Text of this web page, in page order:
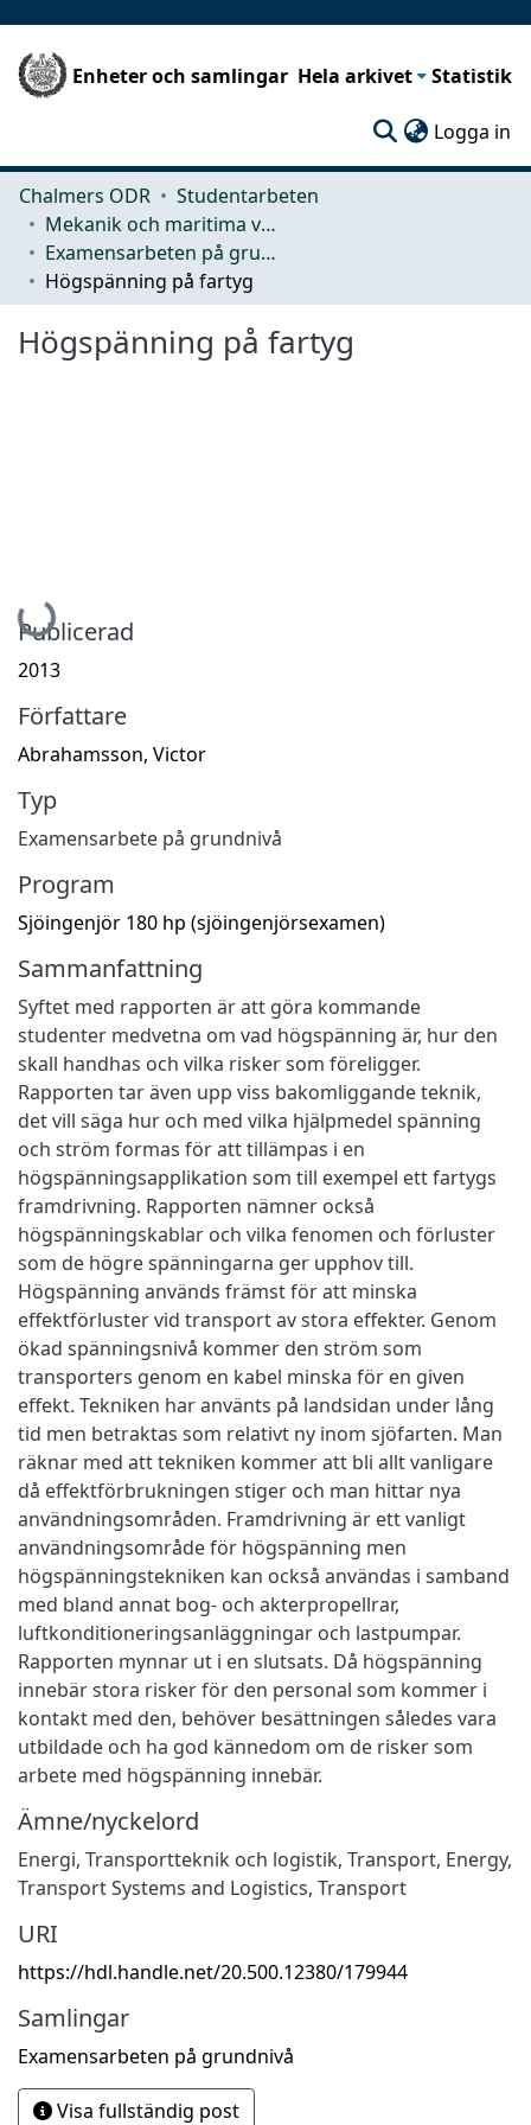
Enheter och samlingar Hela arkivet Statistik
Logga in
Chalmers ODR
Studentarbeten
Mekanik och maritima vetenskaper (M2)
Examensarbeten på grundnivå
Högspänning på fartyg
Högspänning på fartyg
Hämtar...
Publicerad
2013
Författare
Abrahamsson, Victor
Typ
Examensarbete på grundnivå
Program
Sjöingenjör 180 hp (sjöingenjörsexamen)
Sammanfattning
Syftet med rapporten är att göra kommande
studenter medvetna om vad högspänning är, hur den
skall handhas och vilka risker som föreligger.
Rapporten tar även upp viss bakomliggande teknik,
det vill säga hur och med vilka hjälpmedel spänning
och ström formas för att tillämpas i en
högspänningsapplikation som till exempel ett fartygs
framdrivning. Rapporten nämner också
högspänningskablar och vilka fenomen och förluster
som de högre spänningarna ger upphov till.
Högspänning används främst för att minska
effektförluster vid transport av stora effekter. Genom
ökad spänningsnivå kommer den ström som
transporters genom en kabel minska för en given
effekt. Tekniken har använts på landsidan under lång
tid men betraktas som relativt ny inom sjöfarten. Man
räknar med att tekniken kommer att bli allt vanligare
då effektförbrukningen stiger och man hittar nya
användningsområden. Framdrivning är ett vanligt
användningsområde för högspänning men
högspänningstekniken kan också användas i samband
med bland annat bog- och akterpropellrar,
luftkonditioneringsanläggningar och lastpumpar.
Rapporten mynnar ut i en slutsats. Då högspänning
innebär stora risker för den personal som kommer i
kontakt med den, behöver besättningen således vara
utbildade och ha god kännedom om de risker som
arbete med högspänning innebär.
Ämne/nyckelord
Energi, Transportteknik och logistik, Transport, Energy,
Transport Systems and Logistics, Transport
URI
https://hdl.handle.net/20.500.12380/179944
Samlingar
Examensarbeten på grundnivå
Visa fullständig post